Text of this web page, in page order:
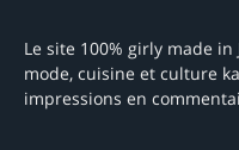
Le site 100% girly made
mode, cuisine et culture
impressions en